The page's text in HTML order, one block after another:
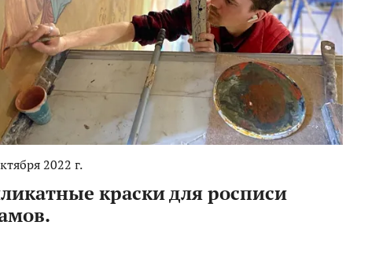
2022 г.
краски для росписи